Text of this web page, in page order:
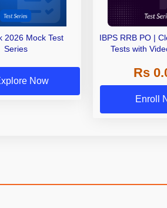
2026 Mock Test
Series
Now
IBPS RRB PO |
Tests with
Rs
Enroll